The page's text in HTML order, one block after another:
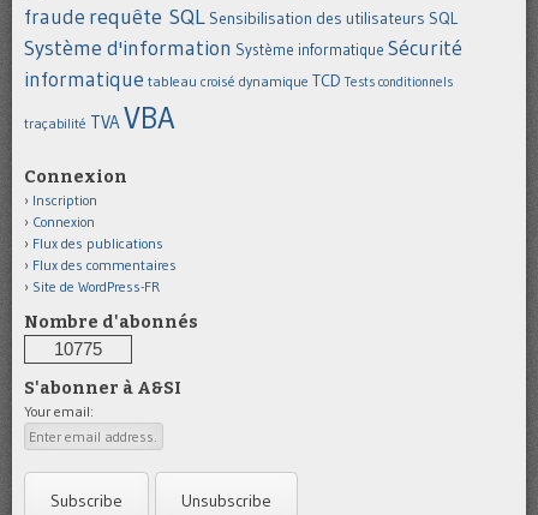
fraude requête SQL Sensibilisation des utilisateurs SQL
Système d'information Système informatique Sécurité
informatique tableau croisé dynamique TCD Tests conditionnels
traçabilité TVAVBA
Connexion
Inscription
Connexion
Flux des publications
Flux des commentaires
Site de WordPress-FR
Nombre d'abonnés
10775
S'abonner à A&SI
Your email: